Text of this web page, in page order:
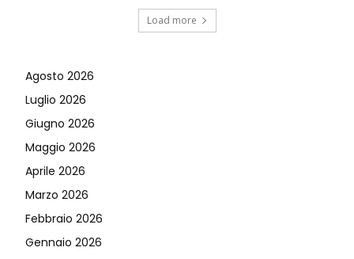
Load more
Agosto 2026
Luglio 2026
Giugno 2026
Maggio 2026
Aprile 2026
Marzo 2026
Febbraio 2026
Gennaio 2026